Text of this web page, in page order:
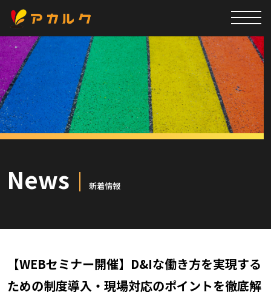
News 新着情報
【WEBセミナー開催】D&Iな働き方を実現する
ための制度導入・現場対応のポイントを徹底解